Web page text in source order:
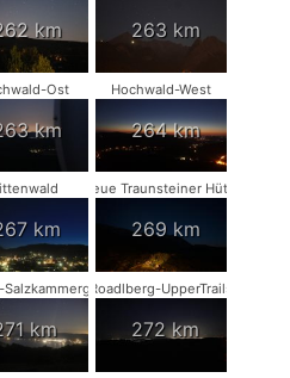
km 263 km
Ost
km
Hochwald-West
264 km
km
Neue Traunsteiner Hütte
269 km
km
Roadlberg-UpperTrails
272 km